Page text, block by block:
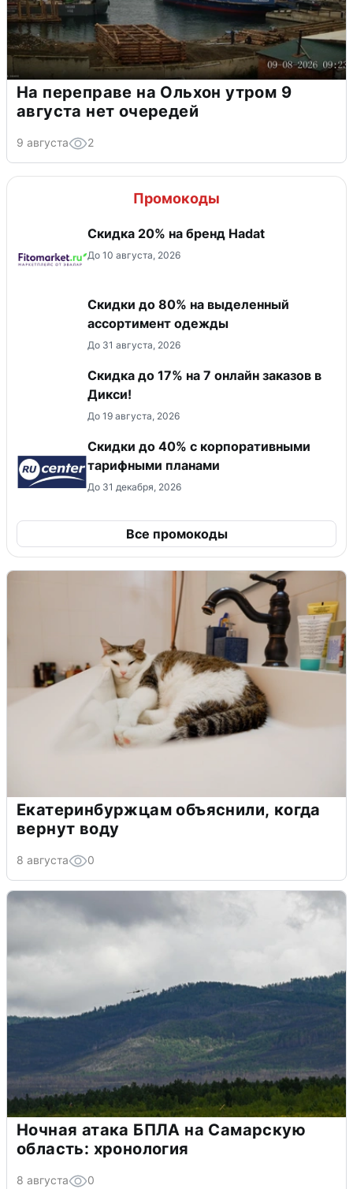
На переправе на Ольхон утром 9
августа нет очередей
9 августа 2
Промокоды
Скидка 20% на бренд Hadat
До 10 августа, 2026
Скидки до 80% на выделенный
ассортимент одежды
До 31 августа, 2026
Скидка до 17% на 7 онлайн заказов в
Дикси!
До 19 августа, 2026
Скидки до 40% с корпоративными
тарифными планами
До 31 декабря, 2026
Все промокоды
Екатеринбуржцам объяснили, когда
вернут воду
8 августа 0
Ночная атака БПЛА на Самарскую
область: хронология
8 августа 0